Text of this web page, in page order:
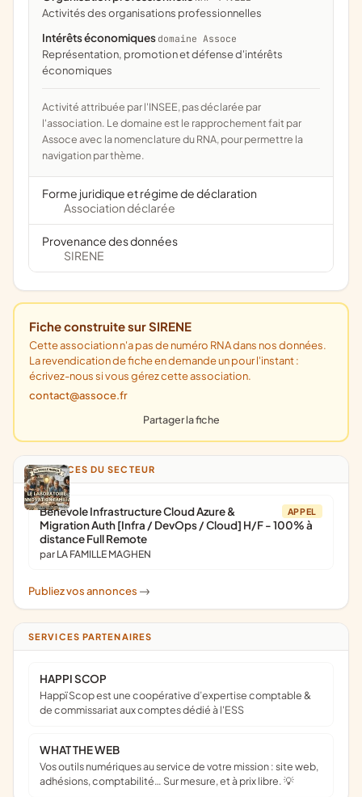
Activités des organisations professionnelles
Intérêts économiques domaine Assoce
représentation, promotion et défense d'intérêts
économiques
Activité attribuée par l'INSEE, pas déclarée par
l'association. Le domaine est le rapprochement fait par
Assoce avec la nomenclature du RNA, pour permettre la
navigation par thème.
Forme juridique et régime de déclaration
Association déclarée
Provenance des données
SIRENE
Fiche construite sur SIRENE
Cette association n'a pas de numéro RNA dans nos données.
La revendication de fiche en demande un pour l'instant :
écrivez-nous si vous gérez cette association.
contact@assoce.fr
Partager la fiche
ANNONCES DU SECTEUR
APPEL
Bénévole Infrastructure Cloud Azure &
Migration Auth [Infra / DevOps / Cloud] H/F - 100% à
distance Full Remote
par LA FAMILLE MAGHEN
Publiez vos annonces ->
SERVICES PARTENAIRES
HAPPI SCOP
Happï Scop est une coopérative d’expertise comptable &
de commissariat aux comptes dédié à l'ESS
WHAT THE WEB
Vos outils numériques au service de votre mission : site web,
adhésions, comptabilité… Sur mesure, et à prix libre. 💡